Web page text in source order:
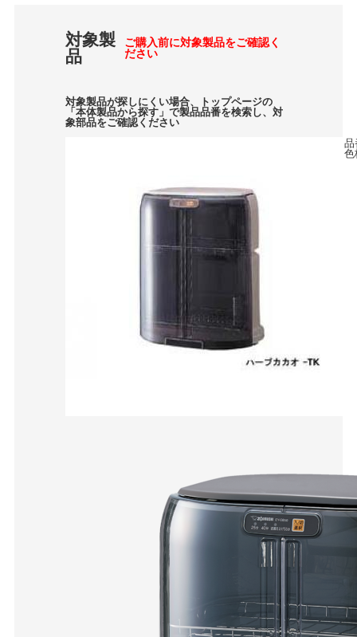
対象製
品
ご購入前に対象製品をご確認く
ださい
対象製品が探しにくい場合、トップページの
「本体製品から探す」で製品品番を検索し、対
象部品をご確認ください